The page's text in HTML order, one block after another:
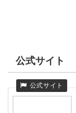
公式サイト